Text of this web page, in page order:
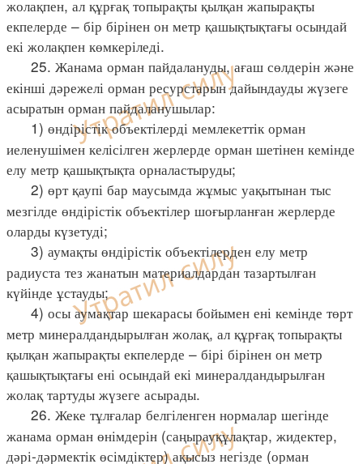
жолақпен, ал құрғақ топырақты қылқан жапырақты
екпелерде – бір бірінен он метр қашықтықтағы осындай
екі жолақпен көмкеріледі.
25. Жанама орман пайдалануды, ағаш сөлдерін және
екінші дәрежелі орман ресурстарын дайындауды жүзеге
асыратын орман пайдаланушылар:
1) өндірістік объектілерді мемлекеттік орман
иеленушімен келісілген жерлерде орман шетінен кемінде
елу метр қашықтықта орналастыруды;
2) өрт қаупі бар маусымда жұмыс уақытынан тыс
мезгілде өндірістік объектілер шоғырланған жерлерде
оларды күзетуді;
3) аумақты өндірістік объектілерден елу метр
радиуста тез жанатын материалдардан тазартылған
күйінде ұстауды;
4) осы аумақтар шекарасы бойымен ені кемінде төрт
метр минералдандырылған жолақ, ал құрғақ топырақты
қылқан жапырақты екпелерде – бірі бірінен он метр
қашықтықтағы ені осындай екі минералдандырылған
жолақ тартуды жүзеге асырады.
26. Жеке тұлғалар белгіленген нормалар шегінде
жанама орман өнімдерін (саңырауқұлақтар, жидектер,
дәрі-дәрмектік өсімдіктер) ақысыз негізде (орман